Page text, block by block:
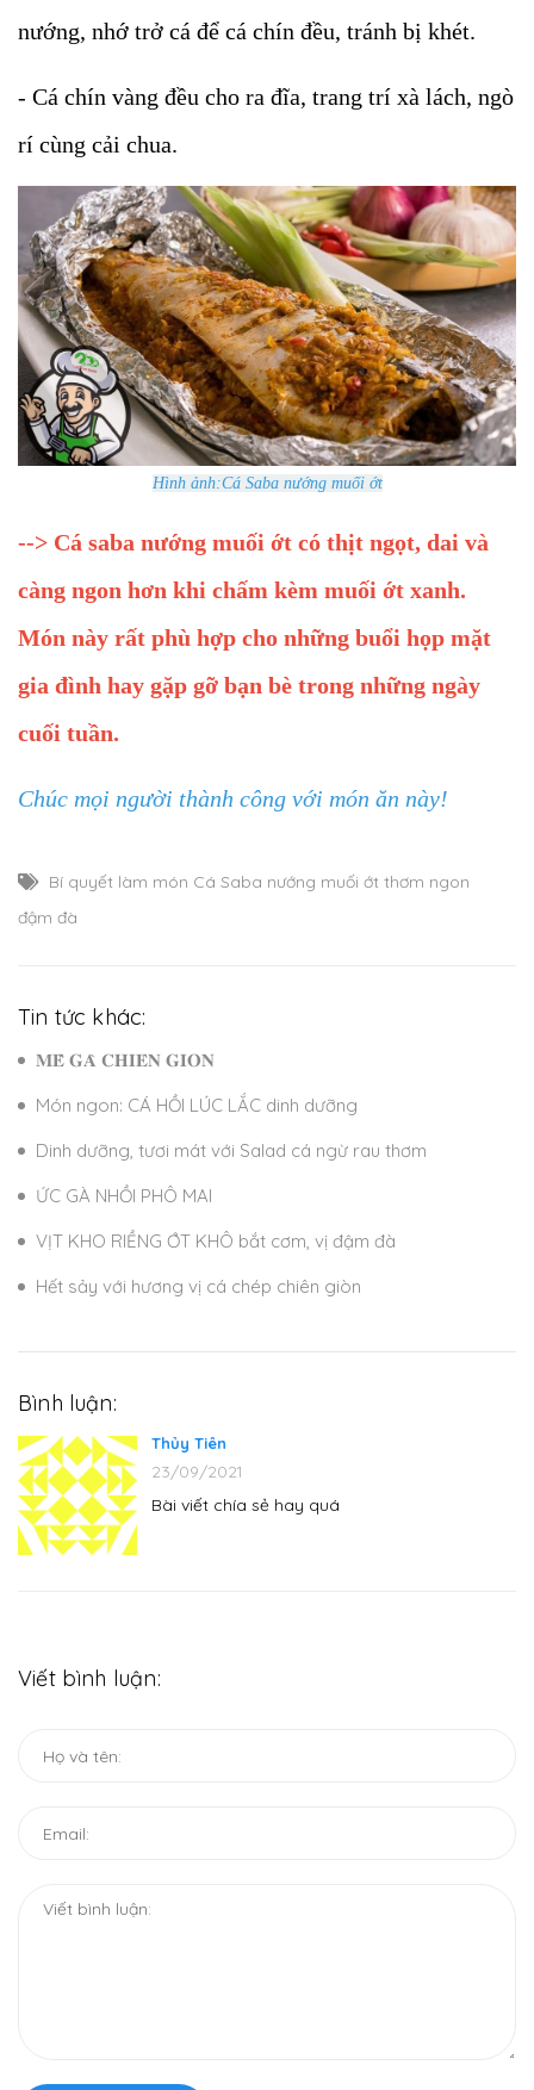
nướng, nhớ trở cá để cá chín đều, tránh bị khét.
- Cá chín vàng đều cho ra đĩa, trang trí xà lách, ngò
rí cùng cải chua.
Hình ảnh:Cá Saba nướng muối ớt
--> Cá saba nướng muối ớt có thịt ngọt, dai và
càng ngon hơn khi chấm kèm muối ớt xanh.
Món này rất phù hợp cho những buổi họp mặt
gia đình hay gặp gỡ bạn bè trong những ngày
cuối tuần.
Chúc mọi người thành công với món ăn này!
Bí quyết làm món Cá Saba nướng muối ớt thơm ngon
đậm đà
Tin tức khác:
𝐌𝐄̂̀ 𝐆𝐀̀ 𝐂𝐇𝐈𝐄̂𝐍 𝐆𝐈𝐎̀𝐍
Món ngon: CÁ HỒI LÚC LẮC dinh dưỡng
Dinh dưỡng, tươi mát với Salad cá ngừ rau thơm
ỨC GÀ NHỒI PHÔ MAI
VỊT KHO RIỀNG ỚT KHÔ bắt cơm, vị đậm đà
Hết sảy với hương vị cá chép chiên giòn
Bình luận:
Thủy Tiên
23/09/2021
Bài viết chía sẻ hay quá
Viết bình luận: